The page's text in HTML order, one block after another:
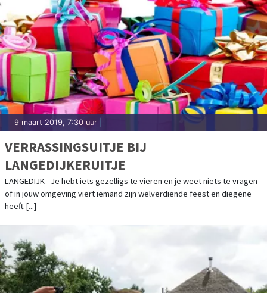
9 maart 2019, 7:30 uur
VERRASSINGSUITJE BIJ
LANGEDIJKERUITJE
LANGEDIJK - Je hebt iets gezelligs te vieren en je weet niets te vragen
of in jouw omgeving viert iemand zijn welverdiende feest en diegene
heeft [...]